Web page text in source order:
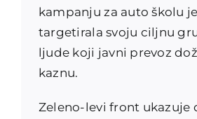
kampanju za auto školu
targetirala svoju ciljnu
ljude koji javni prevoz
kaznu.
Zeleno-levi front ukazuje